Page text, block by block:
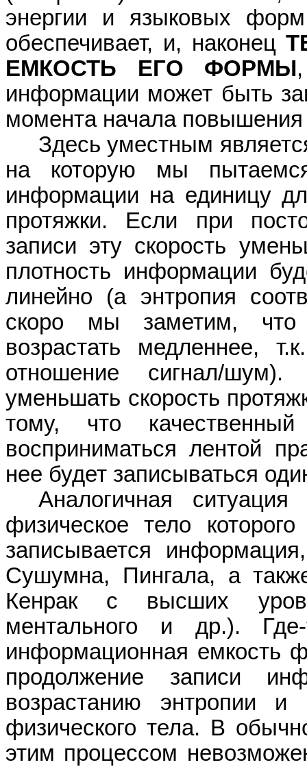
энергии и языковых
обеспечивает, и, наконец
ЕМКОСТЬ ЕГО ФОРМЫ
информации может быть
момента начала повышения
Здесь уместным
на которую мы
информации на единицу
протяжки. Если при
записи эту скорость
плотность информации
линейно (а энтропия
скоро мы заметим, что
возрастать медленнее,
отношение сигнал/
уменьшать скорость
тому, что
восприниматься лентой
нее будет записываться
Аналогичная
физическое тело
записывается
Сушумна, Пингала, а
Кенрак
с высших
ментального
и др.).
информационная емкость
продолжение записи
возрастанию энтропии и
физического тела. В
этим процессом